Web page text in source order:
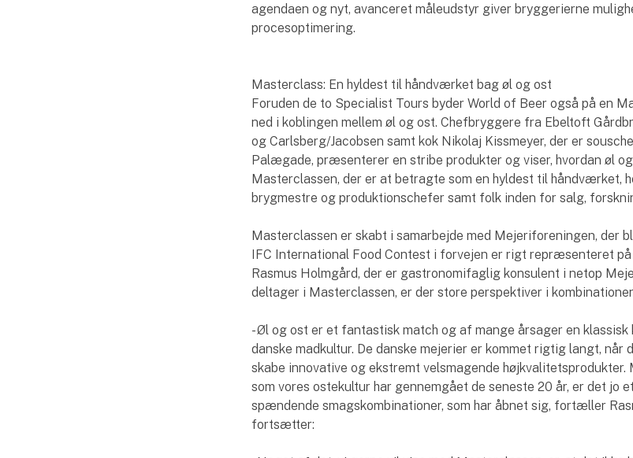
agendaen og nyt, avanceret måleudstyr giver bryggerierne
procesoptimering.
Masterclass: En hyldest til håndværket bag øl og ost
Foruden de to Specialist Tours byder World of Beer også på en
ned i koblingen mellem øl og ost. Chefbryggere fra Ebeltoft
og Carlsberg/Jacobsen samt kok Nikolaj Kissmeyer, der er
Palægade, præsenterer en stribe produkter og viser, hvordan øl
Masterclassen, der er at betragte som en hyldest til håndværket,
brygmestre og produktionschefer samt folk inden for salg,
Masterclassen er skabt i samarbejde med Mejeriforeningen, der
IFC International Food Contest i forvejen er rigt repræsenteret på
Rasmus Holmgård, der er gastronomifaglig konsulent i netop
deltager i Masterclassen, er der store perspektiver i
- Øl og ost er et fantastisk match og af mange årsager en klassisk
danske madkultur. De danske mejerier er kommet rigtig langt, når
skabe innovative og ekstremt velsmagende højkvalitetsprodukter.
som vores ostekultur har gennemgået de seneste 20 år, er det jo
spændende smagskombinationer, som har åbnet sig, fortæller
fortsætter: